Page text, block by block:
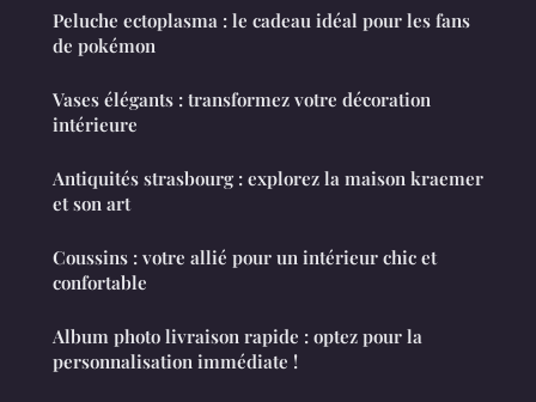
Peluche ectoplasma : le cadeau idéal pour les fans
de pokémon
Vases élégants : transformez votre décoration
intérieure
Antiquités strasbourg : explorez la maison kraemer
et son art
Coussins : votre allié pour un intérieur chic et
confortable
Album photo livraison rapide : optez pour la
personnalisation immédiate !